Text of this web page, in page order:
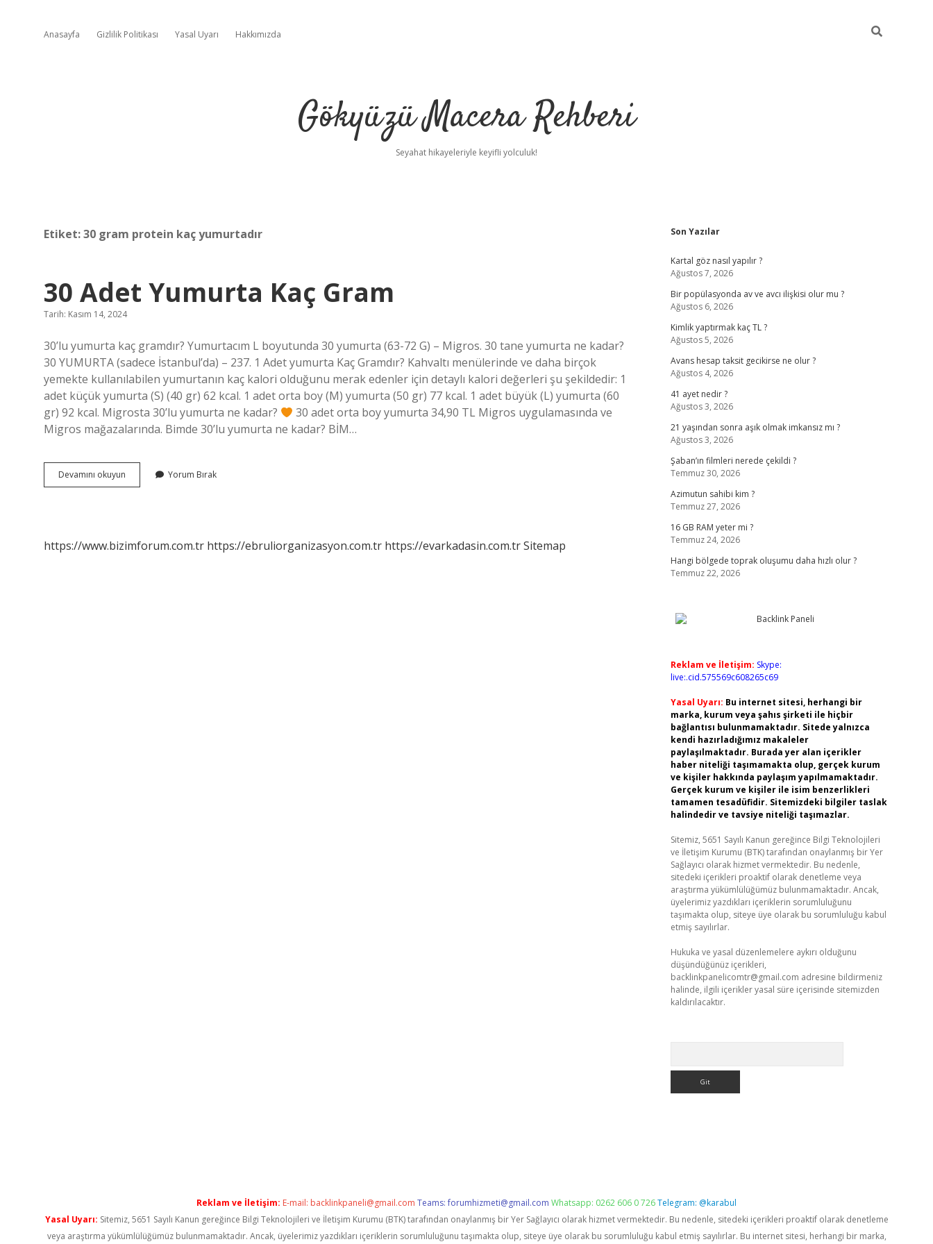
Anasayfa Gizlilik Politikası Yasal Uyarı Hakkımızda
Gökyüzü Macera Rehberi
Seyahat hikayeleriyle keyifli yolculuk!
Etiket:30 gram protein kaç yumurtadır
30 Adet Yumurta Kaç Gram
Tarih: Kasım 14, 2024
30’lu yumurta kaç gramdır? Yumurtacım L boyutunda 30 yumurta (63-72 G) – Migros. 30 tane yumurta ne kadar?
30 YUMURTA (sadece İstanbul’da) – 237. 1 Adet yumurta Kaç Gramdır? Kahvaltı menülerinde ve daha birçok
yemekte kullanılabilen yumurtanın kaç kalori olduğunu merak edenler için detaylı kalori değerleri şu şekildedir: 1
adet küçük yumurta (S) (40 gr) 62 kcal. 1 adet orta boy (M) yumurta (50 gr) 77 kcal. 1 adet büyük (L) yumurta (60
gr) 92 kcal. Migrosta 30’lu yumurta ne kadar?
30 adet orta boy yumurta 34,90 TL Migros uygulamasında ve
Migros mağazalarında. Bimde 30’lu yumurta ne kadar? BİM…
Devamını okuyun
Adet
Yorum Bırak
https://www.bizimforum.com.tr https://ebruliorganizasyon.com.tr https://evarkadasin.com.trSitemap
Sidebar
Son Yazılar
Kartal göz nasıl yapılır ?
Ağustos 7, 2026
Bir popülasyonda av ve avcı ilişkisi olur mu ?
Ağustos 6, 2026
Kimlik yaptırmak kaç TL ?
Ağustos 5, 2026
Avans hesap taksit gecikirse ne olur ?
Ağustos 4, 2026
41 ayet nedir ?
Ağustos 3, 2026
21 yaşından sonra aşık olmak imkansız mı ?
Ağustos 3, 2026
Şaban’ın filmleri nerede çekildi ?
Temmuz 30, 2026
Azimutun sahibi kim ?
Temmuz 27, 2026
16 GB RAM yeter mi ?
Temmuz 24, 2026
Hangi bölgede toprak oluşumu daha hızlı olur ?
Temmuz 22, 2026
Reklam ve İletişim: Skype:
live:.cid.575569c608265c69
Yasal Uyarı: Bu internet sitesi, herhangi bir
marka, kurum veya şahıs şirketi ile hiçbir
bağlantısı bulunmamaktadır. Sitede yalnızca
kendi hazırladığımız makaleler
paylaşılmaktadır. Burada yer alan içerikler
haber niteliği taşımamakta olup, gerçek kurum
ve kişiler hakkında paylaşım yapılmamaktadır.
Gerçek kurum ve kişiler ile isim benzerlikleri
tamamen tesadüfidir. Sitemizdeki bilgiler taslak
halindedir ve tavsiye niteliği taşımazlar.
Sitemiz, 5651 Sayılı Kanun gereğince Bilgi Teknolojileri
ve İletişim Kurumu (BTK) tarafından onaylanmış bir Yer
Sağlayıcı olarak hizmet vermektedir. Bu nedenle,
sitedeki içerikleri proaktif olarak denetleme veya
araştırma yükümlülüğümüz bulunmamaktadır. Ancak,
üyelerimiz yazdıkları içeriklerin sorumluluğunu
taşımakta olup, siteye üye olarak bu sorumluluğu kabul
etmiş sayılırlar.
Hukuka ve yasal düzenlemelere aykırı olduğunu
düşündüğünüz içerikleri,
backlinkpanelicomtr@gmail.com adresine bildirmeniz
halinde, ilgili içerikler yasal süre içerisinde sitemizden
kaldırılacaktır.
Reklam ve İletişim: E-mail: backlinkpaneli@gmail.com Teams:forumhizmeti@gmail.com Whatsapp: 0262 606 0 726Telegram: @karabul
Yasal Uyarı: Sitemiz, 5651 Sayılı Kanun gereğince Bilgi Teknolojileri ve İletişim Kurumu (BTK) tarafından onaylanmış bir Yer Sağlayıcı olarak hizmet vermektedir. Bu nedenle, sitedeki içerikleri proaktif olarak denetleme
veya araştırma yükümlülüğümüz bulunmamaktadır. Ancak, üyelerimiz yazdıkları içeriklerin sorumluluğunu taşımakta olup, siteye üye olarak bu sorumluluğu kabul etmiş sayılırlar. Bu internet sitesi, herhangi bir marka,